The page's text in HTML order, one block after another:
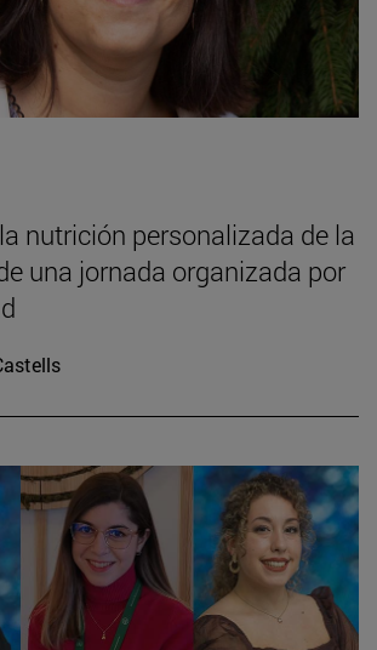
nutrición personalizada de la
una jornada organizada por